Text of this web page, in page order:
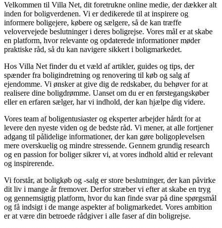
Velkommen til Villa Net, dit foretrukne online medie, der dækker alt
inden for boligverdenen. Vi er dedikerede til at inspirere og
informere boligejere, købere og sælgere, så de kan træffe
velovervejede beslutninger i deres boligrejse. Vores mål er at skabe
en platform, hvor relevante og opdaterede informationer møder
praktiske råd, så du kan navigere sikkert i boligmarkedet.
Hos Villa Net finder du et væld af artikler, guides og tips, der
spænder fra boligindretning og renovering til køb og salg af
ejendomme. Vi ønsker at give dig de redskaber, du behøver for at
realisere dine boligdrømme. Uanset om du er en førstegangskøber
eller en erfaren sælger, har vi indhold, der kan hjælpe dig videre.
Vores team af boligentusiaster og eksperter arbejder hårdt for at
levere den nyeste viden og de bedste råd. Vi mener, at alle fortjener
adgang til pålidelige informationer, der kan gøre boligoplevelsen
mere overskuelig og mindre stressende. Gennem grundig research
og en passion for boliger sikrer vi, at vores indhold altid er relevant
og inspirerende.
Vi forstår, at boligkøb og -salg er store beslutninger, der kan påvirke
dit liv i mange år fremover. Derfor stræber vi efter at skabe en tryg
og gennemsigtig platform, hvor du kan finde svar på dine spørgsmål
og få indsigt i de mange aspekter af boligmarkedet. Vores ambition
er at være din betroede rådgiver i alle faser af din boligrejse.